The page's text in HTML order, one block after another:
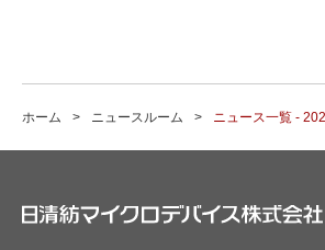
ホーム ニュースルーム ニュース一覧 -